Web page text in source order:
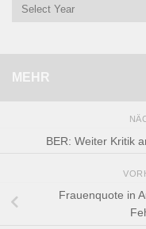
MEHR
BER: Weiter Kritik
Frauenquote in